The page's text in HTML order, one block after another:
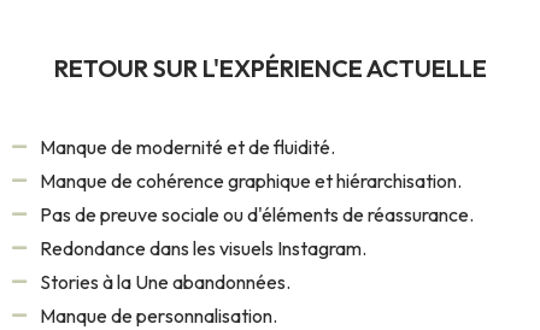
RETOUR SUR L'EXPÉRIENCE ACTUELLE
Manque de modernité et de fluidité.
Manque de cohérence graphique et hiérarchisation.
Pas de preuve sociale ou d'éléments de réassurance.
Redondance dans les visuels Instagram.
Stories à la Une abandonnées.
Manque de personnalisation.